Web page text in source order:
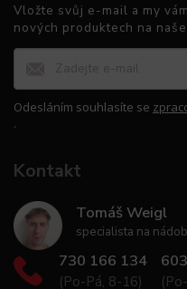
Vložte svůj e-mail a my
nových produktech na
Odesláním souhlasíte se
.
Kontakt
Tomáš Weigl
specialista na
730 166 134
(Po-Pá, 8-16)